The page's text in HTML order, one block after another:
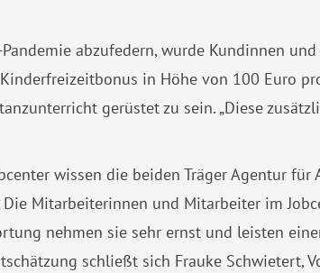
abzufedern, wurde Kundinnen
in Höhe von 100 Euro
gerüstet zu sein. „Diese
wissen die beiden Träger Agentur für
Mitarbeiterinnen und Mitarbeiter im
nehmen sie sehr ernst und leisten
schließt sich Frauke Schwietert,